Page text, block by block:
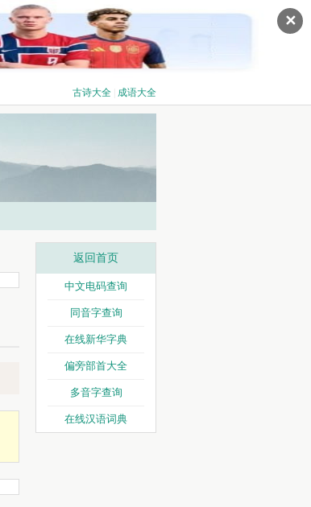
✕
古诗大全 成语大全
返回首页
中文电码查询
同音字查询
在线新华字典
偏旁部首大全
多音字查询
在线汉语词典